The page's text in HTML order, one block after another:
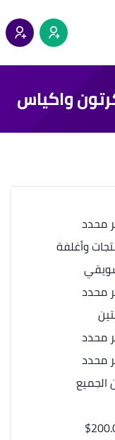
واكياس
محدد
وأغلفة
محدد
محدد
محدد
الجميع